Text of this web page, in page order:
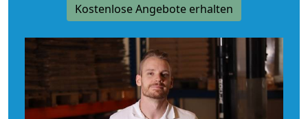
Kostenlose Angebote erhalten